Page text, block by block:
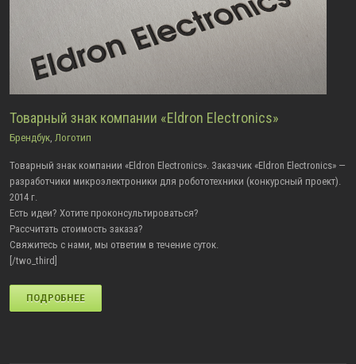
Товарный знак компании «Eldron Electronics»
Брендбук, Логотип
Товарный знак компании «Eldron Electronics». Заказчик «Eldron Electronics» —
разработчики микроэлектроники для робототехники (конкурсный проект).
2014 г.
Есть идеи? Хотите проконсультироваться?
Рассчитать стоимость заказа?
Свяжитесь с нами, мы ответим в течение суток.
[/two_third]
ПОДРОБНЕЕ